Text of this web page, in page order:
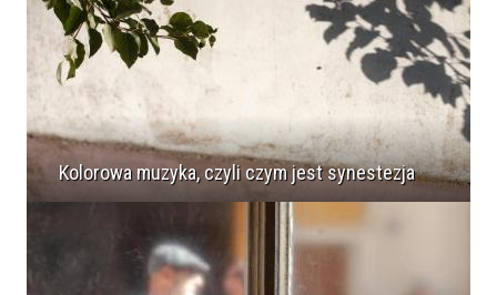
Kolorowa muzyka, czyli czym jest synestezja